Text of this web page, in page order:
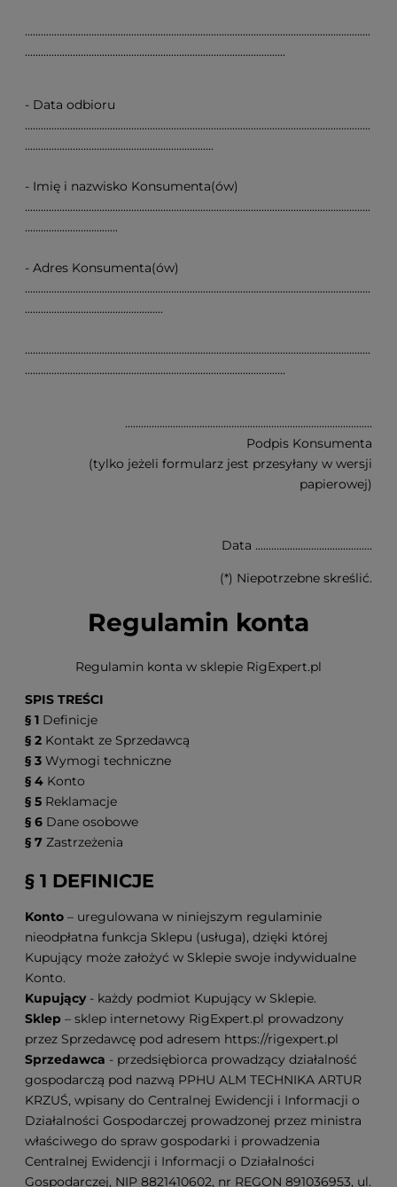
..................................................................................................................................
..................................................................................................
- Data odbioru
..................................................................................................................................
.......................................................................
- Imię i nazwisko Konsumenta(ów)
..................................................................................................................................
...................................
- Adres Konsumenta(ów)
..................................................................................................................................
....................................................
..................................................................................................................................
..................................................................................................
.............................................................................................
Podpis Konsumenta
(tylko jeżeli formularz jest przesyłany w wersji
papierowej)
Data ............................................
(*) Niepotrzebne skreślić.
Regulamin konta
Regulamin konta w sklepie RigExpert.pl
SPIS TREŚCI
§ 1 Definicje
§ 2 Kontakt ze Sprzedawcą
§ 3 Wymogi techniczne
§ 4 Konto
§ 5 Reklamacje
§ 6 Dane osobowe
§ 7 Zastrzeżenia
§ 1 DEFINICJE
Konto – uregulowana w niniejszym regulaminie
nieodpłatna funkcja Sklepu (usługa), dzięki której
Kupujący może założyć w Sklepie swoje indywidualne
Konto.
Kupujący- każdy podmiot Kupujący w Sklepie.
Sklep – sklep internetowy RigExpert.pl prowadzony
przez Sprzedawcę pod adresem https://rigexpert.pl
Sprzedawca - przedsiębiorca prowadzący działalność
gospodarczą pod nazwą PPHU ALM TECHNIKA ARTUR
KRZUŚ, wpisany do Centralnej Ewidencji i Informacji o
Działalności Gospodarczej prowadzonej przez ministra
właściwego do spraw gospodarki i prowadzenia
Centralnej Ewidencji i Informacji o Działalności
Gospodarczej, NIP 8821410602, nr REGON 891036953, ul.